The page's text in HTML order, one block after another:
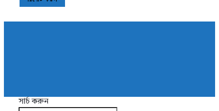
সার্চ করুন